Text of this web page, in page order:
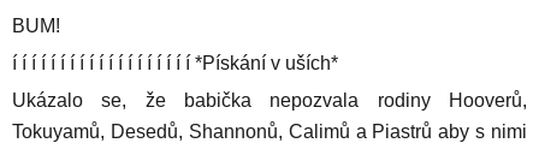
BUM!
í í í í í í í í í í í í í í í í í í í *Pískání v uších*
Ukázalo se, že babička nepozvala rodiny Hooverů,
Tokuyamů, Desedů, Shannonů, Calimů a Piastrů aby s nimi